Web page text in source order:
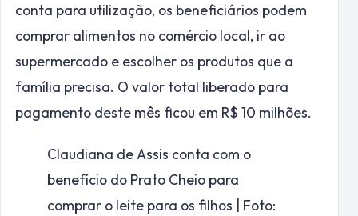
conta para utilização, os beneficiários podem
comprar alimentos no comércio local, ir ao
supermercado e escolher os produtos que a
família precisa. O valor total liberado para
pagamento deste mês ficou em R$ 10 milhões.
Claudiana de Assis conta com o
benefício do Prato Cheio para
comprar o leite para os filhos | Foto: